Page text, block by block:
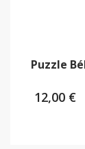
Puzzle
12,00 €